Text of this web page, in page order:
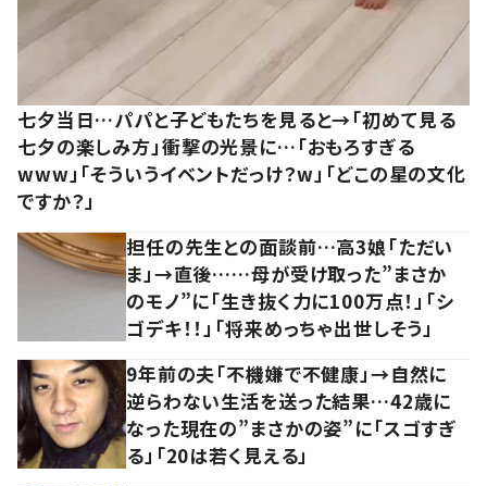
七夕当日…パパと子どもたちを見ると→「初めて見る
七夕の楽しみ方」衝撃の光景に…「おもろすぎる
www」「そういうイベントだっけ？w」「どこの星の文化
ですか？」
担任の先生との面談前…高3娘「ただい
ま」→直後……母が受け取った”まさか
のモノ”に「生き抜く力に100万点！」「シ
ゴデキ！！」「将来めっちゃ出世しそう」
9年前の夫「不機嫌で不健康」→自然に
逆らわない生活を送った結果…42歳に
なった現在の”まさかの姿”に「スゴすぎ
る」「20は若く見える」